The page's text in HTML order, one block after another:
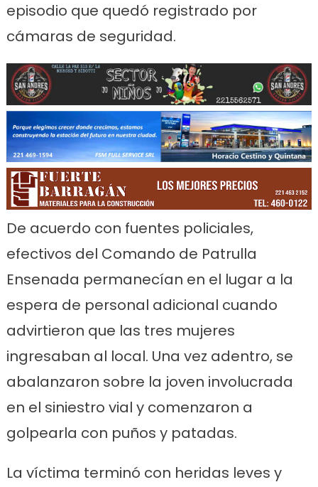
episodio que quedó registrado por
cámaras de seguridad.
De acuerdo con fuentes policiales,
efectivos del Comando de Patrulla
Ensenada permanecían en el lugar a la
espera de personal adicional cuando
advirtieron que las tres mujeres
ingresaban al local. Una vez adentro, se
abalanzaron sobre la joven involucrada
en el siniestro vial y comenzaron a
golpearla con puños y patadas.
La víctima terminó con heridas leves y